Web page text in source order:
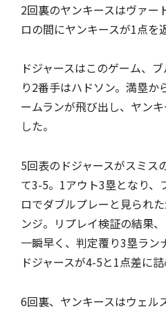
2回裏のヤンキースはヴァー
ロの間にヤンキースが1点を
ドジャースはこのゲーム、
り2番手はハドソン。満塁か
ームランが飛び出し、ヤン
した。
5回表のドジャースがスミス
て3-5。1アウト3塁となり、
ロでダブルプレーと見られ
ンジ。リプレイ検証の結果
一瞬早く、判定覆り3塁ラン
ドジャースが4-5と1点差に詰
6回裏、ヤンキースはウェル